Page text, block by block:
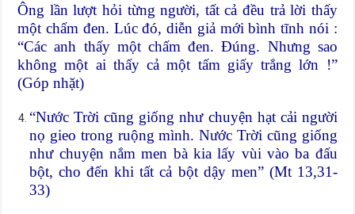
Ông lần lượt hỏi từng người, tất cả đều trả lời thấy
một chấm đen. Lúc đó, diễn giả mới bình tĩnh nói :
“Các anh thấy một chấm đen. Đúng. Nhưng sao
không một ai thấy cả một tấm giấy trắng lớn !”
(Góp nhặt)
“Nước Trời cũng giống như chuyện hạt cải người
nọ gieo trong ruộng mình. Nước Trời cũng giống
như chuyện nắm men bà kia lấy vùi vào ba đấu
bột, cho đến khi tất cả bột dậy men” (Mt 13,31-
33)